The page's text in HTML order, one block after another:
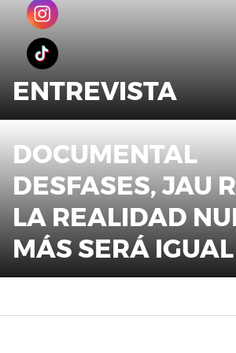
ENTREVISTA
DOCUMENTAL
DESFASES, JAU
LA REALIDAD
MÁS SERÁ IGUAL